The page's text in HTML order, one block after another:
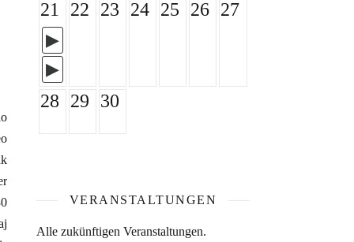
21 22 23 24 25 26 27
28 29 30
VERANSTALTUNGEN
Alle zukünftigen Veranstaltungen.